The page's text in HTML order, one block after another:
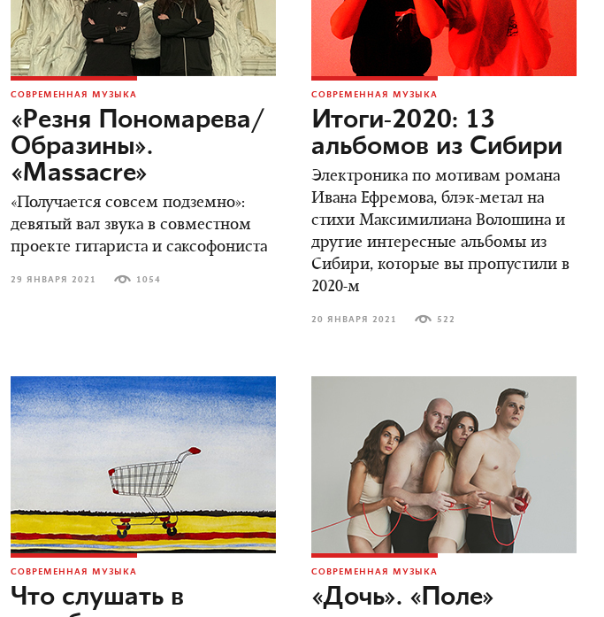
СОВРЕМЕННАЯ МУЗЫКА
«Резня Пономарева/
Образины».
«Massacre»
«Получается совсем подземно»:
девятый вал звука в совместном
проекте гитариста и саксофониста
29 ЯНВАРЯ 2021 1054
СОВРЕМЕННАЯ МУЗЫКА
Итоги-2020: 13
альбомов из Сибири
Электроника по мотивам романа
Ивана Ефремова, блэк-метал на
стихи Максимилиана Волошина и
другие интересные альбомы из
Сибири, которые вы пропустили в
2020-м
20 ЯНВАРЯ 2021 522
СОВРЕМЕННАЯ МУЗЫКА
Что слушать в
СОВРЕМЕННАЯ МУЗЫКА
«Дочь». «Поле»